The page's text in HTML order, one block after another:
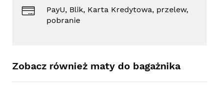
PayU, Blik, Karta Kredytowa, przelew,
pobranie
Zobacz również maty do bagażnika